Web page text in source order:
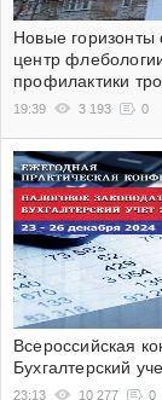
Новые горизонты
центр
профилактики
19:39 3 193 0
Всероссийская
Бухгалтерский
23:13 10 277 0